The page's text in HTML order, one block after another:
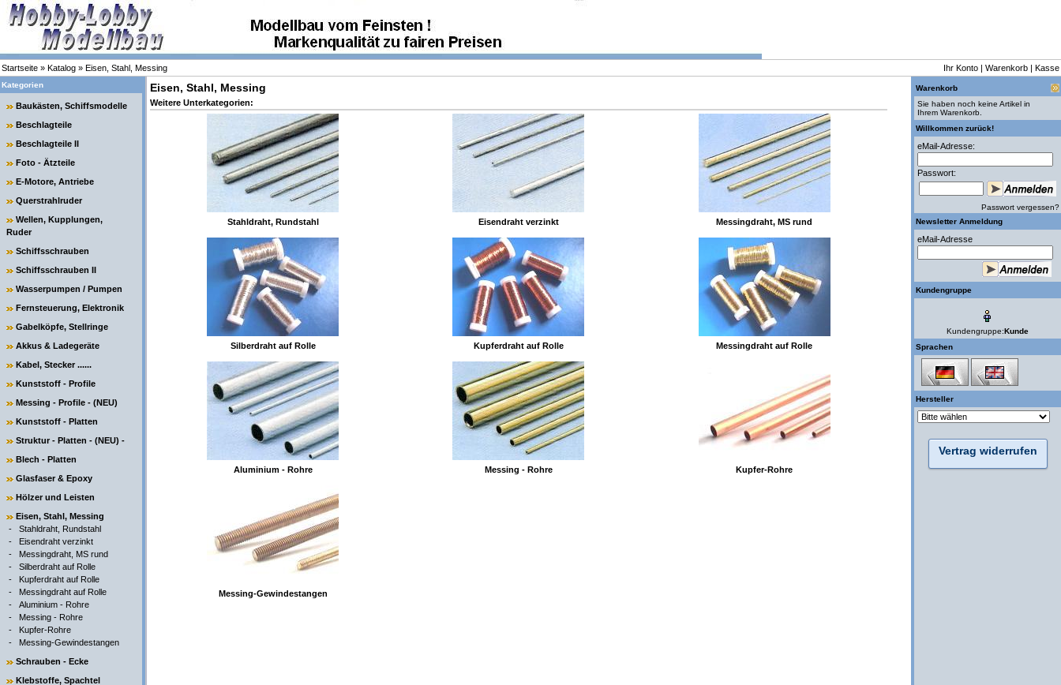
Startseite » Katalog » Eisen, Stahl, Messing Ihr Konto | Warenkorb | Kasse
Kategorien
Baukästen, Schiffsmodelle
Beschlagteile
Beschlagteile II
Foto - Ätzteile
E-Motore, Antriebe
Querstrahlruder
Wellen, Kupplungen,
Ruder
Schiffsschrauben
Schiffsschrauben II
Wasserpumpen / Pumpen
Fernsteuerung, Elektronik
Gabelköpfe, Stellringe
Akkus & Ladegeräte
Kabel, Stecker ......
Kunststoff - Profile
Messing - Profile - (NEU)
Kunststoff - Platten
Struktur - Platten - (NEU) -
Blech - Platten
Glasfaser & Epoxy
Hölzer und Leisten
Eisen, Stahl, Messing
- Stahldraht, Rundstahl
- Eisendraht verzinkt
- Messingdraht, MS rund
- Silberdraht auf Rolle
- Kupferdraht auf Rolle
- Messingdraht auf Rolle
- Aluminium - Rohre
- Messing - Rohre
- Kupfer-Rohre
- Messing-Gewindestangen
Schrauben - Ecke
Klebstoffe, Spachtel
Eisen, Stahl, Messing
Weitere Unterkategorien:
Stahldraht, Rundstahl Eisendraht verzinkt Messingdraht, MS rund
Silberdraht auf Rolle Kupferdraht auf Rolle Messingdraht auf Rolle
Aluminium - Rohre Messing - Rohre Kupfer-Rohre
Messing-Gewindestangen
Warenkorb
Sie haben noch keine Artikel in
Ihrem Warenkorb.
Willkommen zurück!
eMail-Adresse:
Passwort:
Passwort vergessen?
Newsletter Anmeldung
eMail-Adresse
Kundengruppe
Kundengruppe:Kunde
Sprachen
Hersteller
Vertrag widerrufen